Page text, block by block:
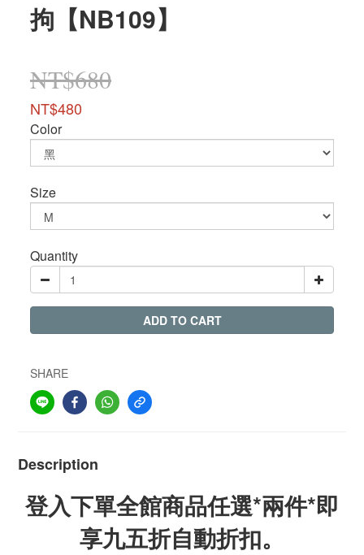
拘【NB109】
NT$680
NT$480
Color
Size
Quantity
ADD TO CART
SHARE
Description
登入下單全館商品任選*兩件*即
享九五折自動折扣。